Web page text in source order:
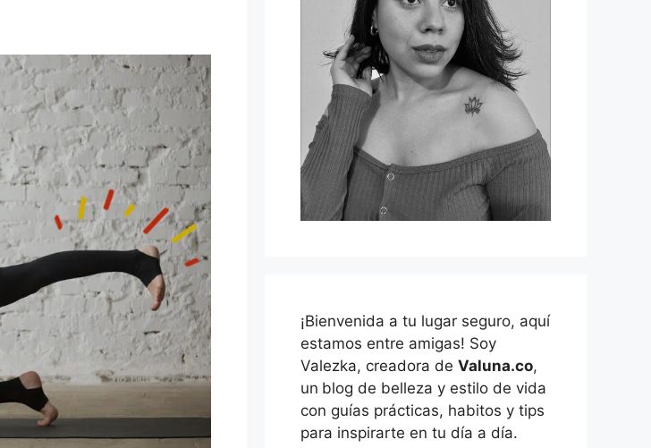
¡Bienvenida a tu lugar seguro, aquí
estamos entre amigas! Soy
Valezka, creadora de Valuna.co,
un blog de belleza y estilo de vida
con guías prácticas, habitos y tips
para inspirarte en tu día a día.